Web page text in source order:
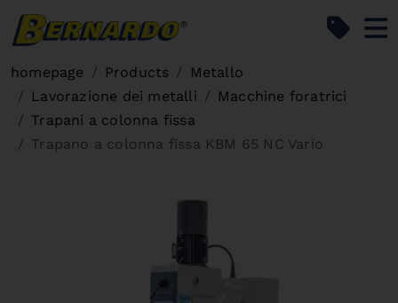
homepage Products
Metallo
Lavorazione dei metalli
Macchine foratrici
Trapani a colonna fissa
Trapano a colonna fissa KBM 65 NC Vario